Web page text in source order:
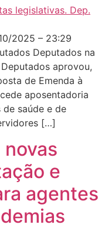
2025 – 23:29
Deputados na
aprovou,
de Emenda à
aposentadoria
saúde e de
[…]
e
agentes